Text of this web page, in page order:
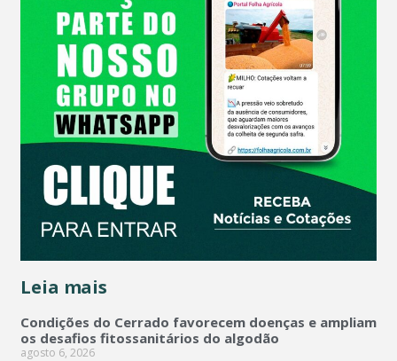
Leia mais
Condições do Cerrado favorecem doenças e ampliam
os desafios fitossanitários do algodão
agosto 6, 2026